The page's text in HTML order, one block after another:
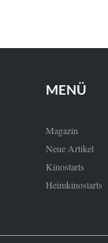
MENÜ
Magazin
Neue Artikel
Kinostarts
Heimkinostarts